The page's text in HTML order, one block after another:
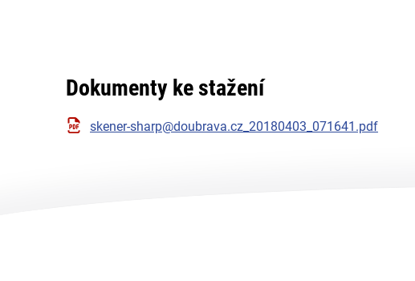
Dokumenty ke stažení
skener-sharp@doubrava.cz_20180403_071641.pdf